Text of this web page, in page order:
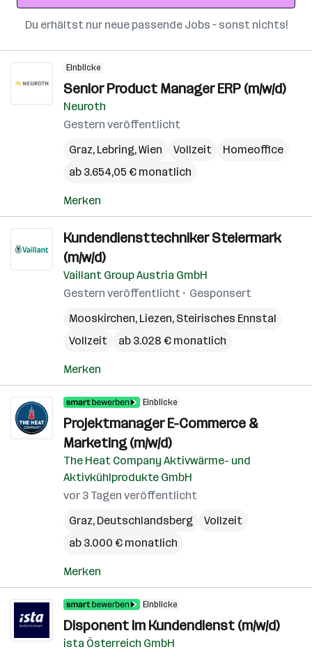
Du erhältst nur neue passende Jobs – sonst nichts!
Einblicke
Senior Product Manager ERP (m/w/d)
Neuroth
Gestern veröffentlicht
Graz, Lebring,Wien Vollzeit
Homeoffice
ab 3.654,05 € monatlich
Merken
Kundendiensttechniker Steiermark
(m/w/d)
Vaillant Group Austria GmbH
Gestern veröffentlicht
Gesponsert
Mooskirchen, Liezen, Steirisches Ennstal
Vollzeit
ab 3.028 € monatlich
Merken
Einblicke
Projektmanager E-Commerce &
Marketing (m/w/d)
The Heat Company Aktivwärme- und
Aktivkühlprodukte GmbH
vor 3 Tagen veröffentlicht
Graz, Deutschlandsberg
Vollzeit
ab 3.000 € monatlich
Merken
Einblicke
Disponent im Kundendienst (m/w/d)
ista Österreich GmbH